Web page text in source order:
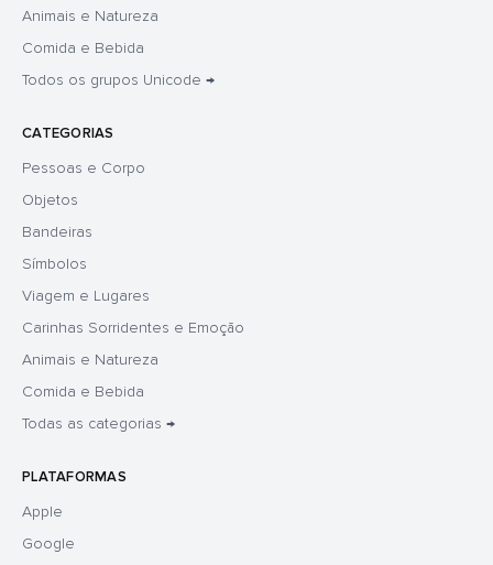
Animais e Natureza
Comida e Bebida
Todos os grupos Unicode →
CATEGORIAS
Pessoas e Corpo
Objetos
Bandeiras
Símbolos
Viagem e Lugares
Carinhas Sorridentes e Emoção
Animais e Natureza
Comida e Bebida
Todas as categorias →
PLATAFORMAS
Apple
Google